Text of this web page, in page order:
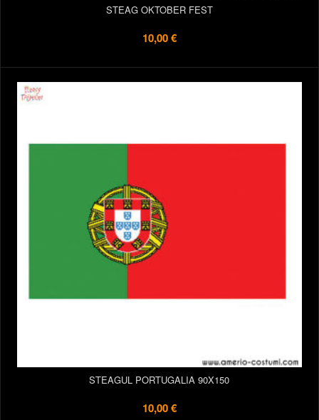
STEAG OKTOBER FEST
10,00 €
STEAGUL PORTUGALIA 90X150
10,00 €